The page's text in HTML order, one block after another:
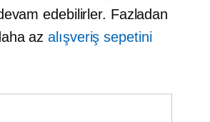
edebilirler. Fazladan
azalışveriş sepetini